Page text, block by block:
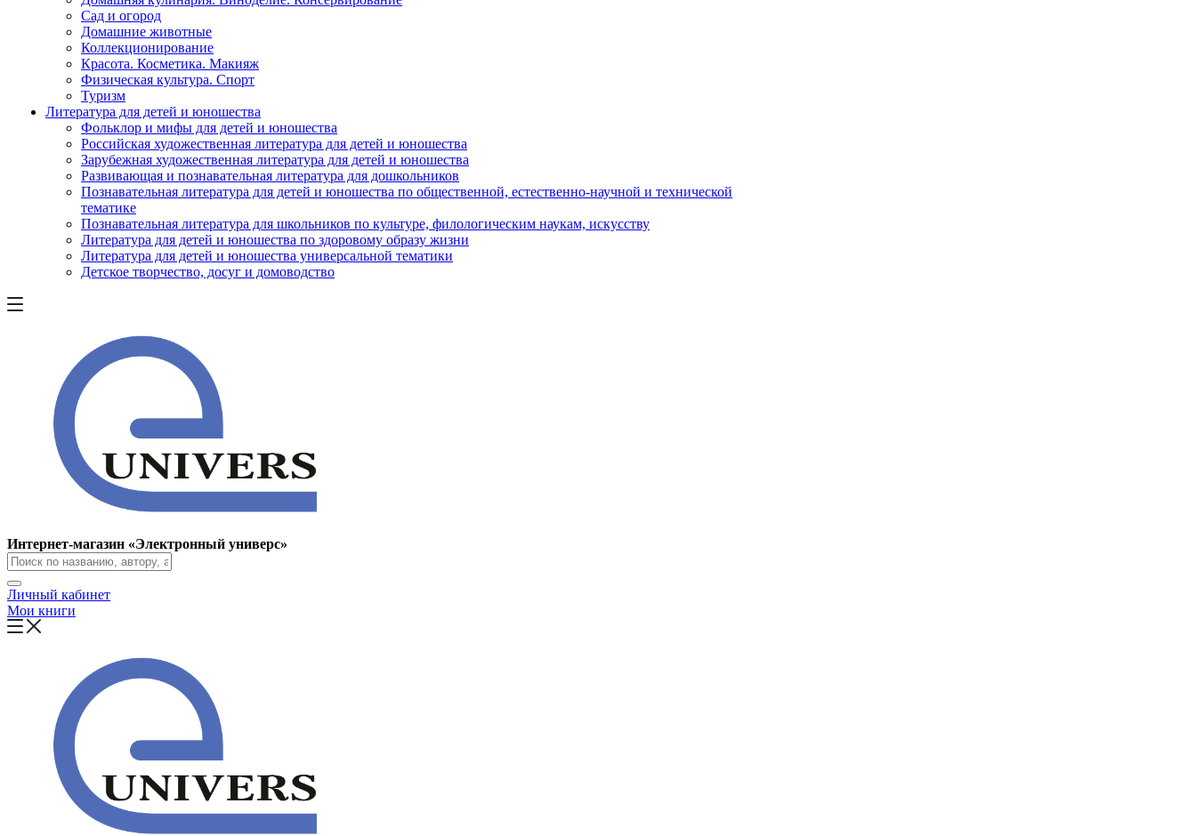
Сад и огород
Домашние животные
Коллекционирование
Красота. Косметика. Макияж
Физическая культура. Спорт
Туризм
Литература для детей и юношества
Фольклор и мифы для детей и юношества
Российская художественная литература для детей и юношества
Зарубежная художественная литература для детей и юношества
Развивающая и познавательная литература для дошкольников
Познавательная литература для детей и юношества по общественной, естественно-научной и технической
тематике
Познавательная литература для школьников по культуре, филологическим наукам, искусству
Литература для детей и юношества по здоровому образу жизни
Литература для детей и юношества универсальной тематики
Детское творчество, досуг и домоводство
Интернет-магазин «Электронный универс»
Личный кабинет
Мои книги